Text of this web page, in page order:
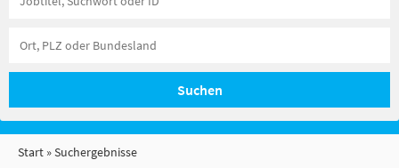
Suchen
Start Suchergebnisse